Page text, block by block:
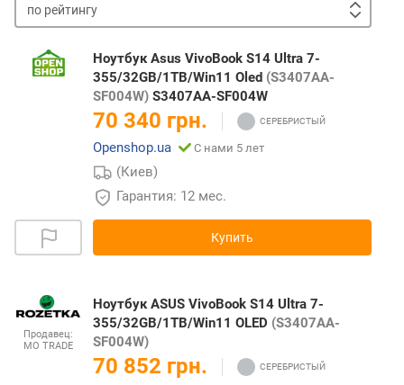
рейтингу от
дорогим
Ноутбук Asus VivoBook S14 Ultra 7-
355/32GB/1TB/Win11 Oled (S3407AA-
SF004W) S3407AA-SF004W
70 340 грн.
Openshop.ua С нами 5 лет
(Киев)
Гарантия: 12 мес.
Купить
Продавец:
MO TRADE
Ноутбук ASUS VivoBook S14 Ultra 7-
355/32GB/1TB/Win11 OLED (S3407AA-
SF004W)
70 852 грн.